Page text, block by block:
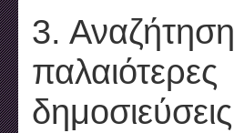
3.
παλαιότερες
δημοσιεύσεις